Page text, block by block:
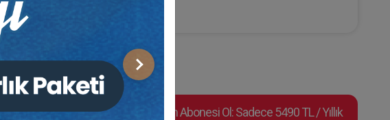
Sonraki
Video Eğitim Abonesi Ol: Sadece 5490 TL / Yıllık